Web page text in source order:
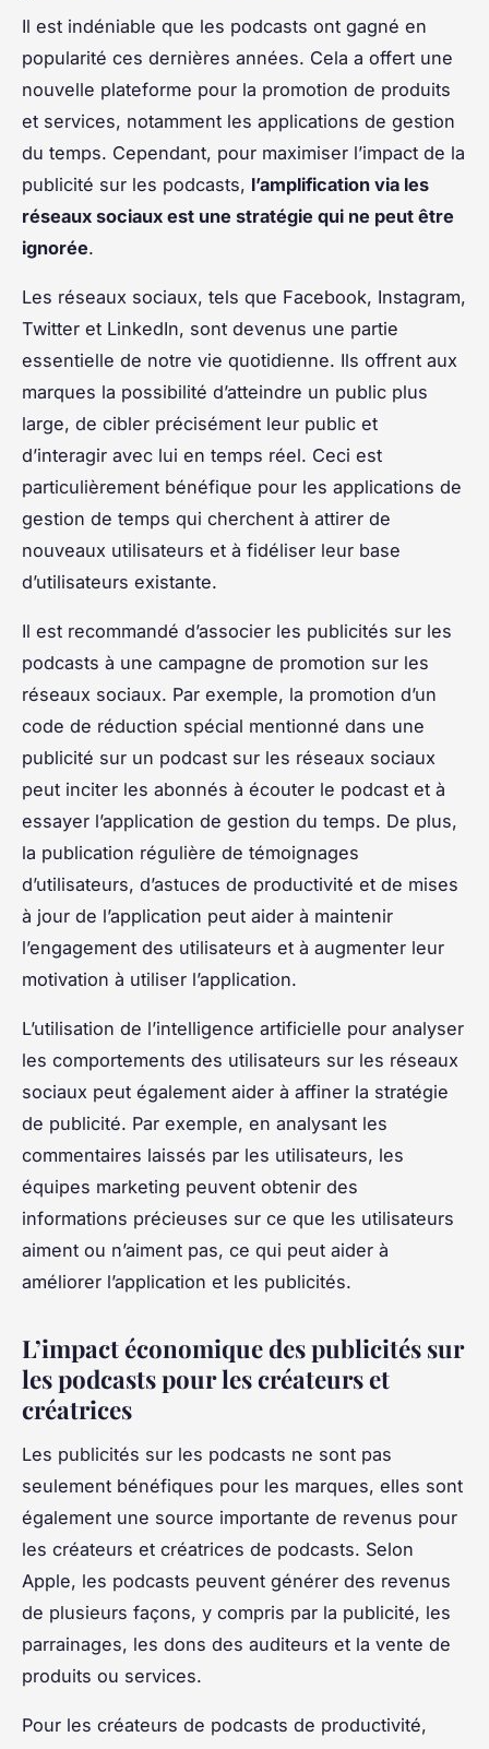
Il est indéniable que les podcasts ont gagné en
popularité ces dernières années. Cela a offert une
nouvelle plateforme pour la promotion de produits
et services, notamment les applications de gestion
du temps. Cependant, pour maximiser l’impact de la
publicité sur les podcasts, l’amplification via les
réseaux sociaux est une stratégie qui ne peut être
ignorée.
Les réseaux sociaux, tels que Facebook, Instagram,
Twitter et LinkedIn, sont devenus une partie
essentielle de notre vie quotidienne. Ils offrent aux
marques la possibilité d’atteindre un public plus
large, de cibler précisément leur public et
d’interagir avec lui en temps réel. Ceci est
particulièrement bénéfique pour les applications de
gestion de temps qui cherchent à attirer de
nouveaux utilisateurs et à fidéliser leur base
d’utilisateurs existante.
Il est recommandé d’associer les publicités sur les
podcasts à une campagne de promotion sur les
réseaux sociaux. Par exemple, la promotion d’un
code de réduction spécial mentionné dans une
publicité sur un podcast sur les réseaux sociaux
peut inciter les abonnés à écouter le podcast et à
essayer l’application de gestion du temps. De plus,
la publication régulière de témoignages
d’utilisateurs, d’astuces de productivité et de mises
à jour de l’application peut aider à maintenir
l’engagement des utilisateurs et à augmenter leur
motivation à utiliser l’application.
L’utilisation de l’intelligence artificielle pour analyser
les comportements des utilisateurs sur les réseaux
sociaux peut également aider à affiner la stratégie
de publicité. Par exemple, en analysant les
commentaires laissés par les utilisateurs, les
équipes marketing peuvent obtenir des
informations précieuses sur ce que les utilisateurs
aiment ou n’aiment pas, ce qui peut aider à
améliorer l’application et les publicités.
L’impact économique des publicités sur
les podcasts pour les créateurs et
créatrices
Les publicités sur les podcasts ne sont pas
seulement bénéfiques pour les marques, elles sont
également une source importante de revenus pour
les créateurs et créatrices de podcasts. Selon
Apple, les podcasts peuvent générer des revenus
de plusieurs façons, y compris par la publicité, les
parrainages, les dons des auditeurs et la vente de
produits ou services.
Pour les créateurs de podcasts de productivité,